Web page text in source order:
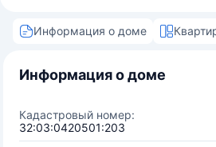
Информация о доме
Информация о доме
Кадастровый номер:
32:03:0420501:203